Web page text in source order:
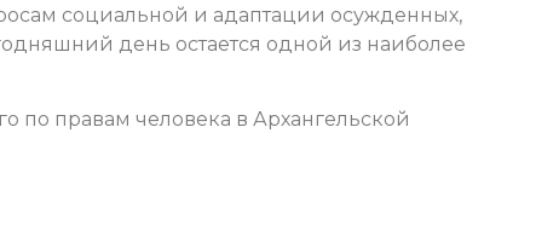
социальной и адаптации осужденных,
день остается одной из наиболее
по правам человека в Архангельской